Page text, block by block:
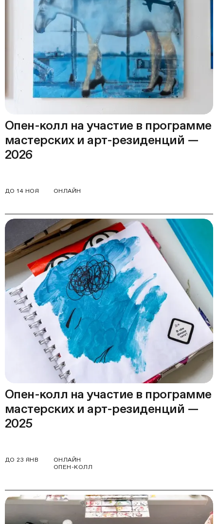
Опен-колл на участие в программе
мастерских и арт-резиденций —
2026
ДО 14 НОЯ ОНЛАЙН
Опен-колл на участие в программе
мастерских и арт-резиденций —
2025
ДО 23 ЯНВ
ОНЛАЙН
ОПЕН-КОЛЛ